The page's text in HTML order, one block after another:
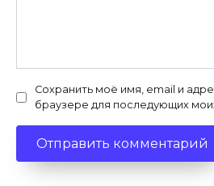
Сохранить моё имя, email и
браузере для последующих